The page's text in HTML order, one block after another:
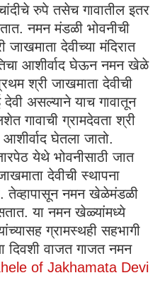
रुपे तसेच गावातील इतर
नमन मंडळी भोवनीची
जाखमाता देवीच्या मंदिरात
आशीर्वाद घेऊन नमन खेळे
श्री जाखमाता देवीची
असल्याने याच गावातून
गावाची ग्रामदेवता श्री
घेतला जातो.
येथे भोवनीसाठी जात
देवीची स्थापना
तेव्हापासून नमन खेळेमंडळी
या नमन खेळ्यांमध्ये
ग्रामस्थही सहभागी
दिवशी वाजत गाजत नमन
of Jakhamata Devi